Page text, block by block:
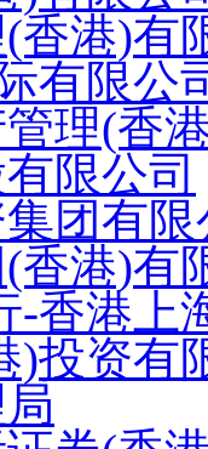
香港)有
有限公
理(香
限公司
团有限
香港)有
-香港上
)投资有